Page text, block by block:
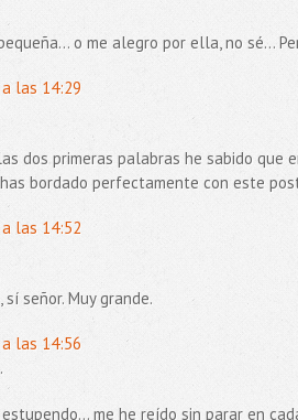
o me alegro por ella, no sé...
las 14:29
dos primeras palabras he sabido
bordado perfectamente con este
las 14:52
señor. Muy grande.
las 14:56
me he reído sin parar en